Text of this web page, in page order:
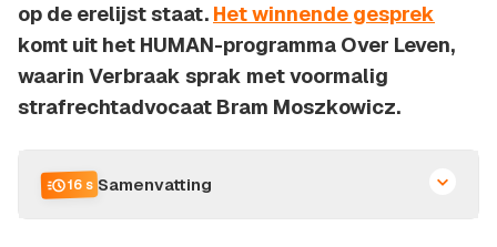
op de erelijst staat. Het winnende gesprek
komt uit het HUMAN-programma Over Leven,
waarin Verbraak sprak met voormalig
strafrechtadvocaat Bram Moszkowicz.
16 s Samenvatting